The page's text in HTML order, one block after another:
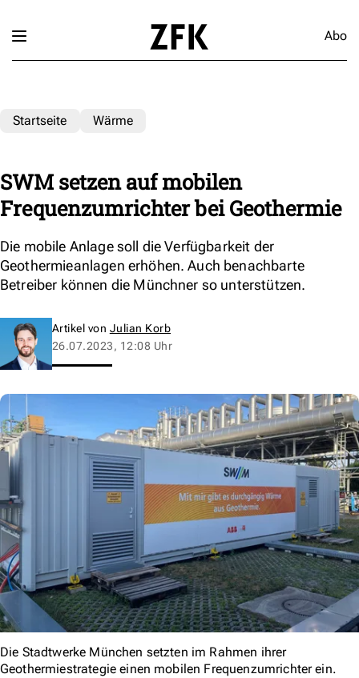
Abo
Startseite Wärme
SWM setzen auf mobilen
Frequenzumrichter bei Geothermie
Die mobile Anlage soll die Verfügbarkeit der
Geothermieanlagen erhöhen. Auch benachbarte
Betreiber können die Münchner so unterstützen.
Artikel von Julian Korb
26.07.2023, 12:08 Uhr
Die Stadtwerke München setzten im Rahmen ihrer
Geothermiestrategie einen mobilen Frequenzumrichter ein.